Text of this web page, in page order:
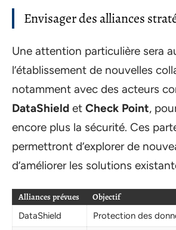
Envisager des alliances
Une attention particulière sera
l’établissement de nouvelles
notamment avec des acteurs
DataShield et Check Point,
encore plus la sécurité. Ces
permettront d’explorer de
d’améliorer les solutions
Alliances prévues Objectif
DataShield
Protection des